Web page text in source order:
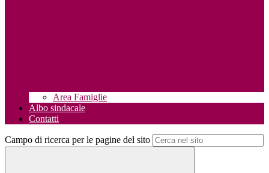
Area Famiglie
Albo sindacale
Contatti
Campo di ricerca per le pagine del sito